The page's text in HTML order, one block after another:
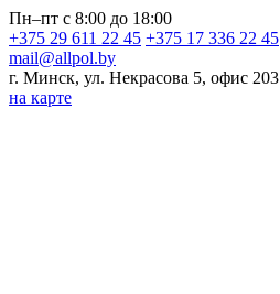
Пн–пт с 8:00 до 18:00
+375 29 611 22 45 +375 17 336 22 45
mail@allpol.by
г. Минск, ул. Некрасова 5, офис 203
на карте